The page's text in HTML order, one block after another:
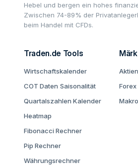
Hebel und bergen ein hohes
Zwischen 74-89% der
beim Handel mit CFDs.
Traden.de Tools
Wirtschaftskalender
COT Daten Saisonalität
Quartalszahlen Kalender
Heatmap
Fibonacci Rechner
Pip Rechner
Währungsrechner
Aktien
Forex